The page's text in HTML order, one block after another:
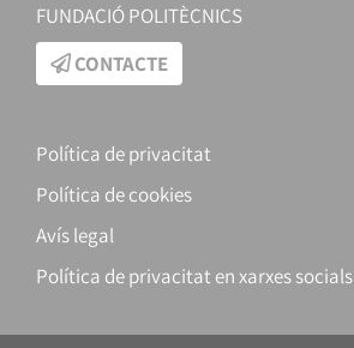
FUNDACIÓ POLITÈCNICS
CONTACTE
Política de privacitat
Política de cookies
Avís legal
Política de privacitat en xarxes socials